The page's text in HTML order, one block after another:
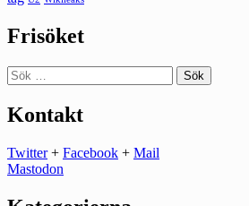
Frisöket
Sök
efter:
Kontakt
Twitter+ Facebook + Mail
Mastodon